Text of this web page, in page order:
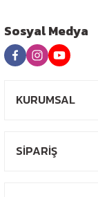
Sosyal Medya
KURUMSAL
SİPARİŞ